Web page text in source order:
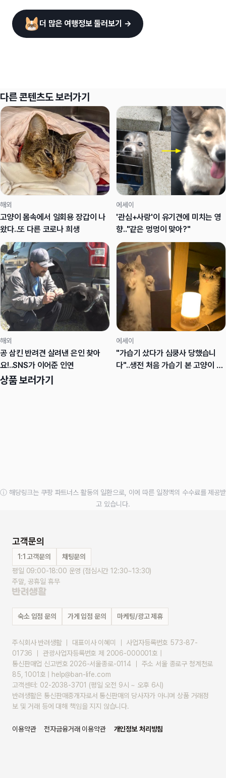
더 많은 여행정보 둘러보기 →
다른 콘텐츠도 보러가기
해외
고양이 몸속에서 일회용 장갑이 나
왔다..또 다른 코로나 희생
에세이
'관심+사랑'이 유기견에 미치는 영
향.."같은 멍멍이 맞아?"
해외
공 삼킨 반려견 살려낸 은인 찾아
요!..SNS가 이어준 인연
에세이
"가습기 샀다가 심쿵사 당했습니
다"..생전 처음 가습기 본 고양이 반
상품 보러가기
ⓘ 해당링크는 쿠팡 파트너스 활동의 일환으로, 이에 따른 일정액의 수수료를 제공받
고 있습니다.
고객문의
1:1 고객문의
채팅문의
평일 09:00-18:00 운영 (점심시간 12:30~13:30)
주말, 공휴일 휴무
숙소 입점 문의 가게 입점 문의 마케팅/광고 제휴
주식회사 반려생활 ｜ 대표이사 이혜미 ｜ 사업자등록번호 573-87-
01736 ｜ 관광사업자등록번호 제 2006-000001호 |
통신판매업 신고번호 2026-서울종로-0114 ｜ 주소 서울 종로구 청계천로
85, 1001호 | help@ban-life.com
고객센터: 02-2038-3701 (평일 오전 9시 ~ 오후 6시)
반려생활은 통신판매중개자로서 통신판매의 당사자가 아니며 상품 거래정
보 및 거래 등에 대해 책임을 지지 않습니다.
이용약관 전자금융거래 이용약관 개인정보 처리방침